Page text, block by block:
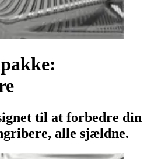
til at forbedre din
alle sjældne.